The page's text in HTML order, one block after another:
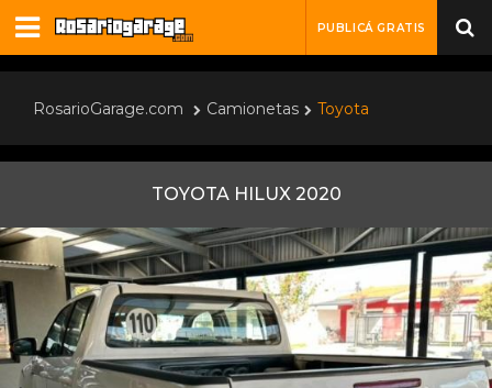
PUBLICÁ GRATIS
RosarioGarage.com Camionetas Toyota
TOYOTA HILUX 2020